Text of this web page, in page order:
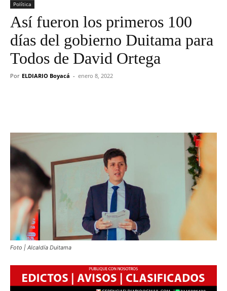
Política
Así fueron los primeros 100
días del gobierno Duitama para
Todos de David Ortega
Por ELDIARIO Boyacá - enero 8, 2022
Foto | Alcaldía Duitama